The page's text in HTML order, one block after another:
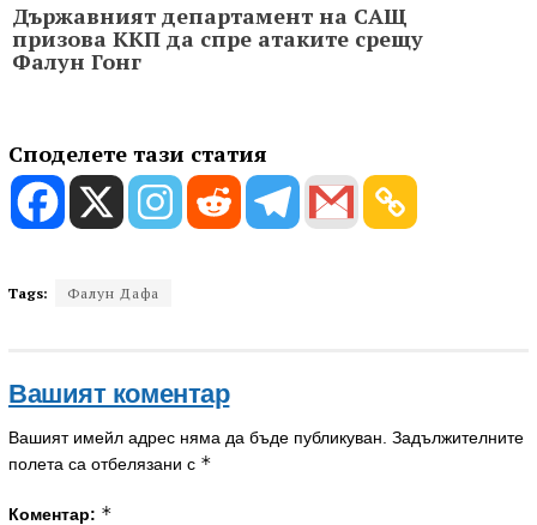
Държавният департамент на САЩ
призова ККП да спре атаките срещу
Фалун Гонг
Споделете тази статия
Tags: Фалун Дафа
Вашият коментар
Вашият имейл адрес няма да бъде публикуван. Задължителните
полета са отбелязани с *
Коментар: *